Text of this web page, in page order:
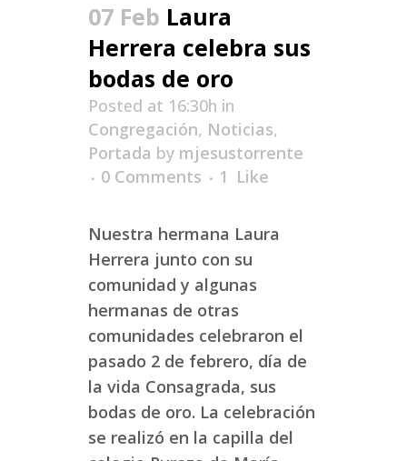
07 Feb Laura
Herrera celebra sus
bodas de oro
Posted at 16:30h in
Congregación, Noticias,
Portada by mjesustorrente
0 Comments
1 Like
Nuestra hermana Laura
Herrera junto con su
comunidad y algunas
hermanas de otras
comunidades celebraron el
pasado 2 de febrero, día de
la vida Consagrada, sus
bodas de oro. La celebración
se realizó en la capilla del